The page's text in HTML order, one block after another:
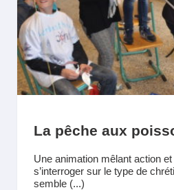
La pêche aux
Une animation mêlant action
s’interroger sur le type de
semble (...)